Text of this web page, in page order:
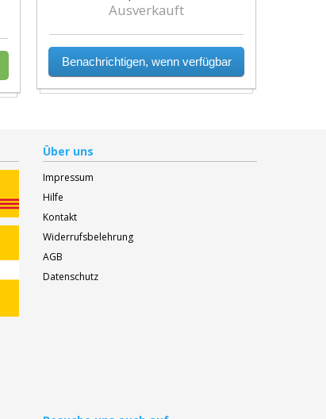
Ausverkauft
Benachrichtigen, wenn verfügbar
Über uns
Impressum
Hilfe
Kontakt
Widerrufsbelehrung
AGB
Datenschutz